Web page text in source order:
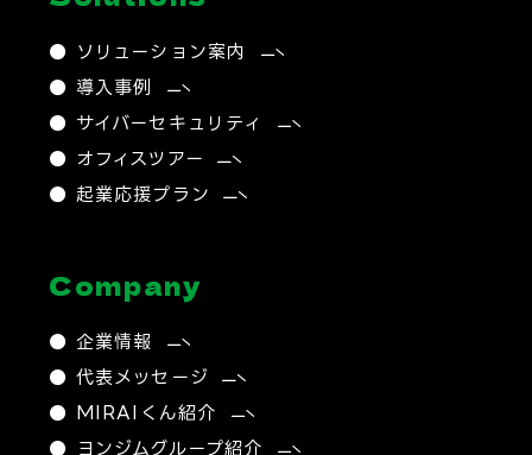
● ソリューション案内
● 導入事例
● サイバーセキュリティ​
● オフィスツアー
● 起業応援プラン
Company
● 企業情報
● 代表メッセージ
● MIRAIくん紹介
● ヨンジムグループ紹介